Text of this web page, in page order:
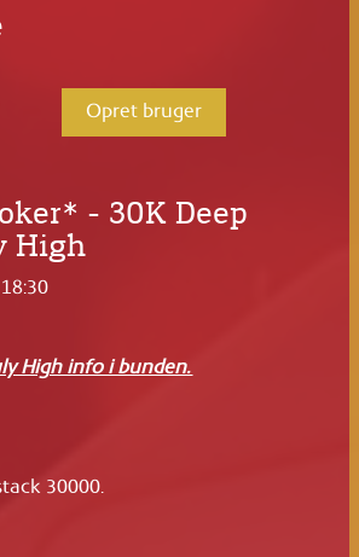
Opret bruger
- 30K Deep
High
High info i bunden.
30000.